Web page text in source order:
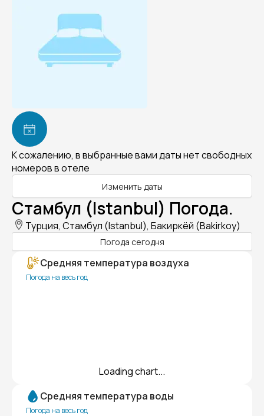
К сожалению, в выбранные вами даты нет свободных
номеров в отеле
Изменить даты
Стамбул (Istanbul) Погода.
Турция, Стамбул (Istanbul), Бакиркёй (Bakirkoy)
Погода сегодня
Средняя температура воздуха
Погода на весь год
Loading chart...
Средняя температура воды
Погода на весь год